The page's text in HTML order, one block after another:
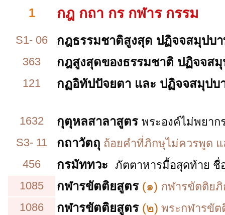
1 กฎ กถา กร กฬาร กรรม
S1- 06 กฎธรรมชาติสูงสุด ปฏิจจสมุปบ
363 กฎสูงสุดของธรรมชาติ ปฏิจจส
121 กฏอิทัปปัจยตา และ ปฏิจจสมุป
1632 กุตุหลสาลาสูตร พระองค์ไม่พยาก
S3- 11
กถาวัตถุ ถ้อยคำที่ภิกษุไม่ควรพูด แ
456
กรมัททวะ ภัตตาหารมื้อสุดท้าย ชื่
1085
กฬารขัตติยสูตร(๑) กฬารขัตติยภิ
1086
กฬารขัตติยสูตร (๒) พระกฬารขั